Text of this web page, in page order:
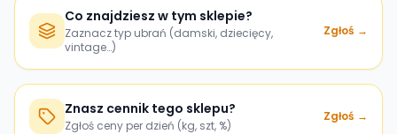
Co znajdziesz w tym sklepie?
Zaznacz typ ubrań (damski, dziecięcy,
vintage…)
Zgłoś →
Znasz cennik tego sklepu?
Zgłoś ceny per dzień (kg, szt, %)
Zgłoś →